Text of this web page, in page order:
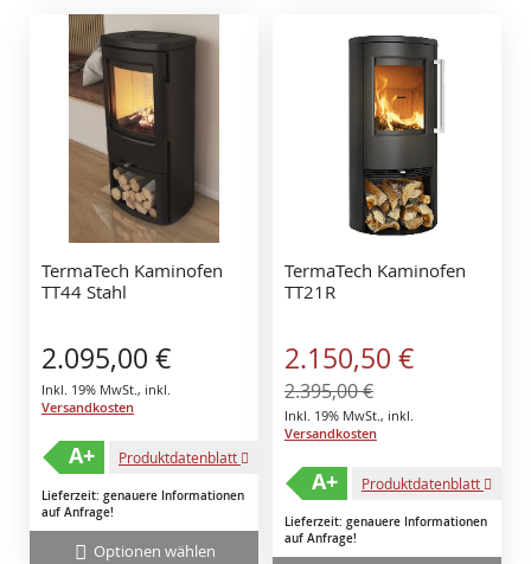
TermaTech Kaminofen
TT44 Stahl
2.095,00 €
Inkl. 19% MwSt., inkl.
Versandkosten
Produktdatenblatt
A+
Lieferzeit: genauere Informationen
auf Anfrage!
Optionen wählen
TermaTech Kaminofen
TT21R
Sonderangebot
2.150,50 €
2.395,00 €
Inkl. 19% MwSt., inkl.
Versandkosten
Produktdatenblatt
A+
Lieferzeit: genauere Informationen
auf Anfrage!